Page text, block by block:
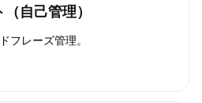
自己管理）
フレーズ管理。